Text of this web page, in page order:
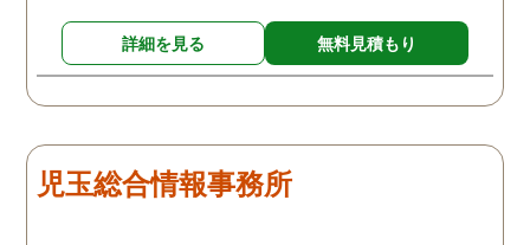
詳細を見る 無料見積もり
児玉総合情報事務所